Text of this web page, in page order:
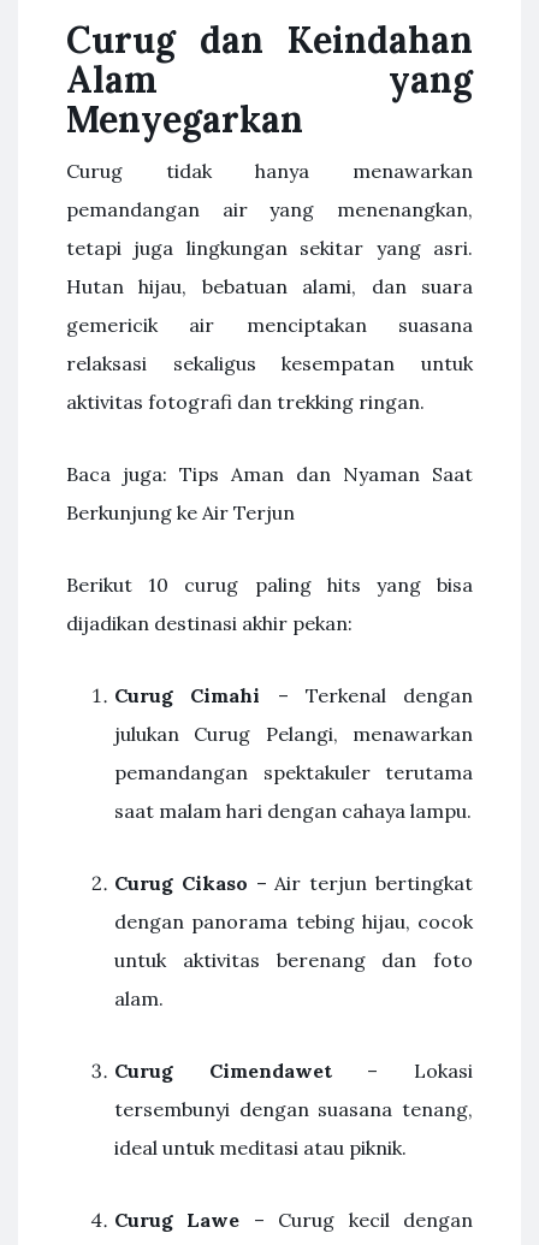
Curug dan Keindahan
Alam yang
Menyegarkan
Curug tidak hanya menawarkan
pemandangan air yang menenangkan,
tetapi juga lingkungan sekitar yang asri.
Hutan hijau, bebatuan alami, dan suara
gemericik air menciptakan suasana
relaksasi sekaligus kesempatan untuk
aktivitas fotografi dan trekking ringan.
Baca juga: Tips Aman dan Nyaman Saat
Berkunjung ke Air Terjun
Berikut 10 curug paling hits yang bisa
dijadikan destinasi akhir pekan:
Curug Cimahi – Terkenal dengan
julukan Curug Pelangi, menawarkan
pemandangan spektakuler terutama
saat malam hari dengan cahaya lampu.
Curug Cikaso – Air terjun bertingkat
dengan panorama tebing hijau, cocok
untuk aktivitas berenang dan foto
alam.
Curug Cimendawet– Lokasi
tersembunyi dengan suasana tenang,
ideal untuk meditasi atau piknik.
Curug Lawe – Curug kecil dengan